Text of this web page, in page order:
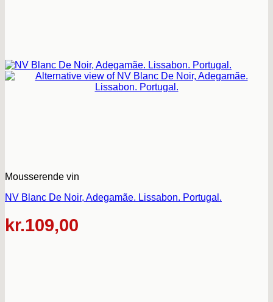
Mousserende vin
NV Blanc De Noir, Adegamãe. Lissabon. Portugal.
kr.109,00